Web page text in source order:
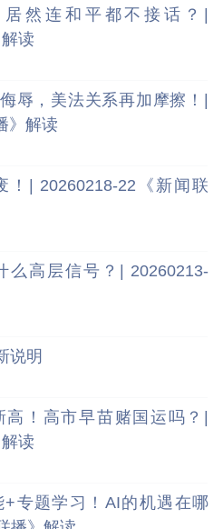
然连和平都不接话？|
读
辱，美法关系再加摩擦！|
》解读
| 20260218-22《新闻联
么高层信号？| 20260213-
说明
！高市早苗赌国运吗？|
读
专题学习！AI的机遇在哪